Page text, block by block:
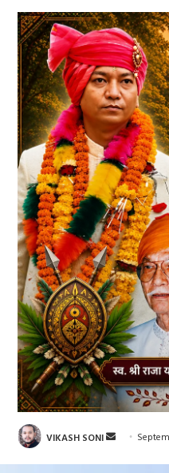
VIKASH SONI
Send